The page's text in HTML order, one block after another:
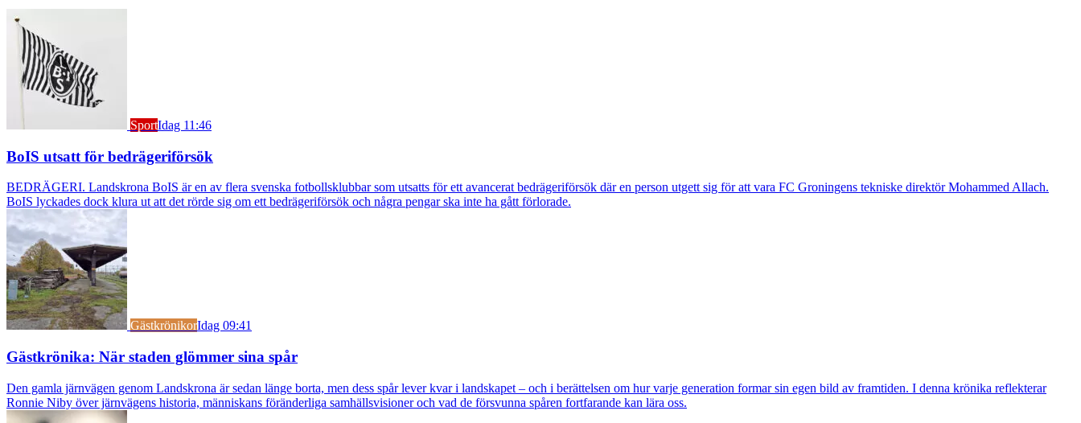
SportIdag 11:46
BoIS utsatt för bedrägeriförsök
BEDRÄGERI. Landskrona BoIS är en av flera svenska fotbollsklubbar som utsatts för ett avancerat bedrägeriförsök där en person utgett sig för att vara FC Groningens tekniske direktör Mohammed Allach.
BoIS lyckades dock klura ut att det rörde sig om ett bedrägeriförsök och några pengar ska inte ha gått förlorade.
GästkrönikorIdag 09:41
Gästkrönika: När staden glömmer sina spår
Den gamla järnvägen genom Landskrona är sedan länge borta, men dess spår lever kvar i landskapet – och i berättelsen om hur varje generation formar sin egen bild av framtiden. I denna krönika reflekterar
Ronnie Niby över järnvägens historia, människans föränderliga samhällsvisioner och vad de försvunna spåren fortfarande kan lära oss.